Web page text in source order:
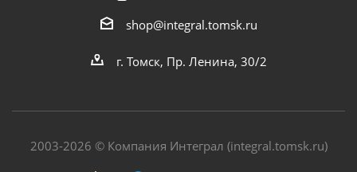
shop@integral.tomsk.ru
г. Томск, Пр. Ленина, 30/2
2003-2026 © Компания Интеграл (integral.tomsk.ru)